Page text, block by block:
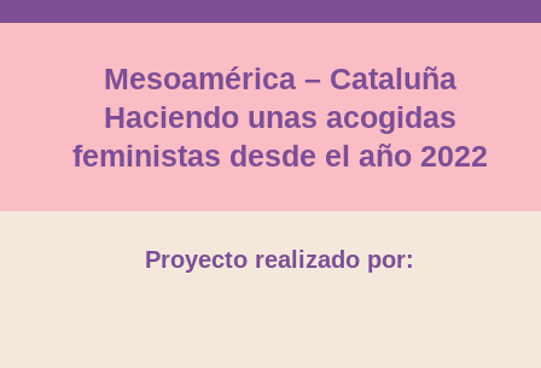
Mesoamérica – Cataluña
Haciendo unas acogidas
feministas desde el año 2022
Proyecto realizado por: